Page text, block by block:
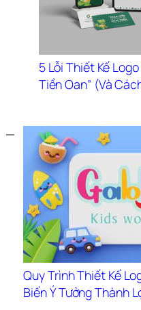
5 Lỗi Thiết Kế
Tiền Oan” (Và
Quy Trình Thiết Kế
Biến Ý Tưởng Thành